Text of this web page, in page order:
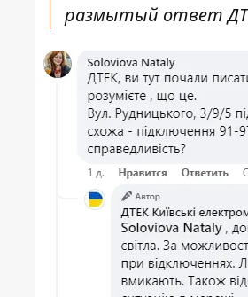
размытый ответ